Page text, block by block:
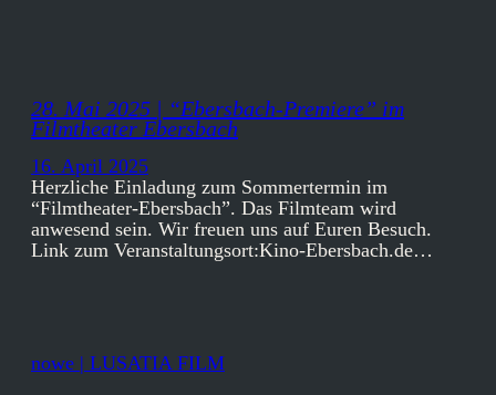
28. Mai 2025 | “Ebersbach-Premiere” im
Filmtheater Ebersbach
16. April 2025
Herzliche Einladung zum Sommertermin im
“Filmtheater-Ebersbach”. Das Filmteam wird
anwesend sein. Wir freuen uns auf Euren Besuch.
Link zum Veranstaltungsort:Kino-Ebersbach.de…
nowe | LUSATIA FILM